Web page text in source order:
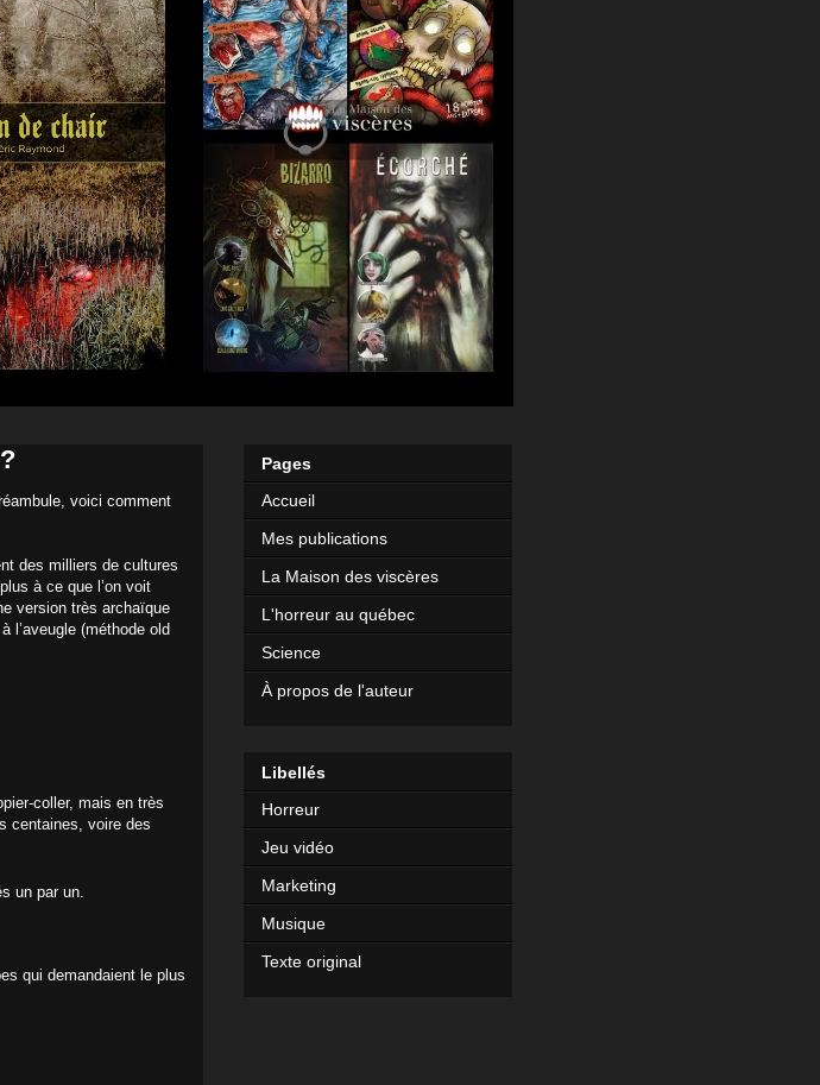
voici comment
des milliers de cultures
à ce que l’on voit
version très archaïque
l’aveugle (méthode old
coller, mais en très
centaines, voire des
un par un.
qui demandaient le plus
Pages
Accueil
Mes publications
La Maison des viscères
L'horreur au québec
Science
À propos de l'auteur
Libellés
Horreur
Jeu vidéo
Marketing
Musique
Texte original